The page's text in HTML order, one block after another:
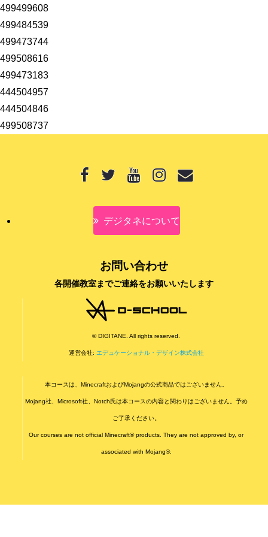
499499608
499484539
499473744
499508616
499473183
444504957
444504846
499508737
デジタネについて
お問い合わせ
各開催教室までご連絡をお願いいたします
© DIGITANE. All rights reserved.
運営会社: エデュケーショナル・デザイン株式会社
本コースは、MinecraftおよびMojangの公式商品ではございません。
Mojang社、Microsoft社、Notch氏は本コースの内容と関わりはございません。予め
ご了承ください。
Our courses are not official Minecraft® products. They are not approved by, or
associated with Mojang®.